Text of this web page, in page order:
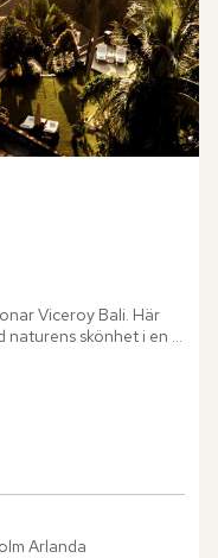
Viceroy Bali. Här
naturens skönhet i en
och varje vy...
Arlanda